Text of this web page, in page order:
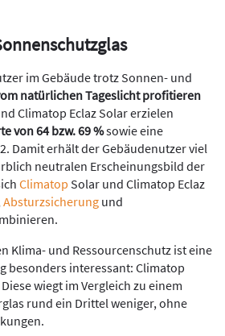
im Gebäude trotz Sonnen- und
natürlichen Tageslicht profitieren
Climatop Eclaz Solar erzielen
von 64 bzw. 69 %sowie eine
Damit erhält der Gebäudenutzer viel
neutralen Erscheinungsbild der
Climatop Solar und Climatop Eclaz
Absturzsicherung und
Klima- und Ressourcenschutz ist eine
besonders interessant: Climatop
wiegt im Vergleich zu einem
rund ein Drittel weniger, ohne